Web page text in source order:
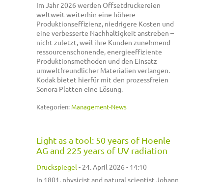
Im Jahr 2026 werden Offsetdruckereien
weltweit weiterhin eine höhere
Produktionseffizienz, niedrigere Kosten und
eine verbesserte Nachhaltigkeit anstreben –
nicht zuletzt, weil ihre Kunden zunehmend
ressourcenschonende, energieeffiziente
Produktionsmethoden und den Einsatz
umweltfreundlicher Materialien verlangen.
Kodak bietet hierfür mit den prozessfreien
Sonora Platten eine Lösung.
Kategorien:Management-News
Light as a tool: 50 years of Hoenle
AG and 225 years of UV radiation
Druckspiegel - 24. April 2026 - 14:10
In 1801, physicist and natural scientist Johann